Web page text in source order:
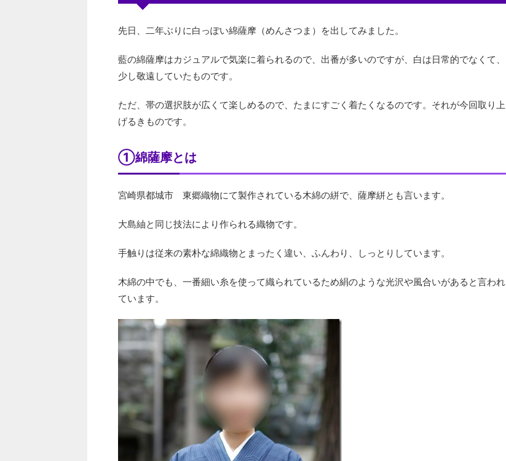
先日、二年ぶりに白っぽい綿薩摩（めんさつま）を出してみました。
藍の綿薩摩はカジュアルで気楽に着られるので、出番が多いのですが、白は日常的でなくて、
少し敬遠していたものです。
ただ、帯の選択肢が広くて楽しめるので、たまにすごく着たくなるのです。それが今回取り上
げるきものです。
①綿薩摩とは
宮崎県都城市 東郷織物にて製作されている木綿の絣で、薩摩絣とも言います。
大島紬と同じ技法により作られる織物です。
手触りは従来の素朴な綿織物とまったく違い、ふんわり、しっとりしています。
木綿の中でも、一番細い糸を使って織られているため絹のような光沢や風合いがあると言われ
ています。